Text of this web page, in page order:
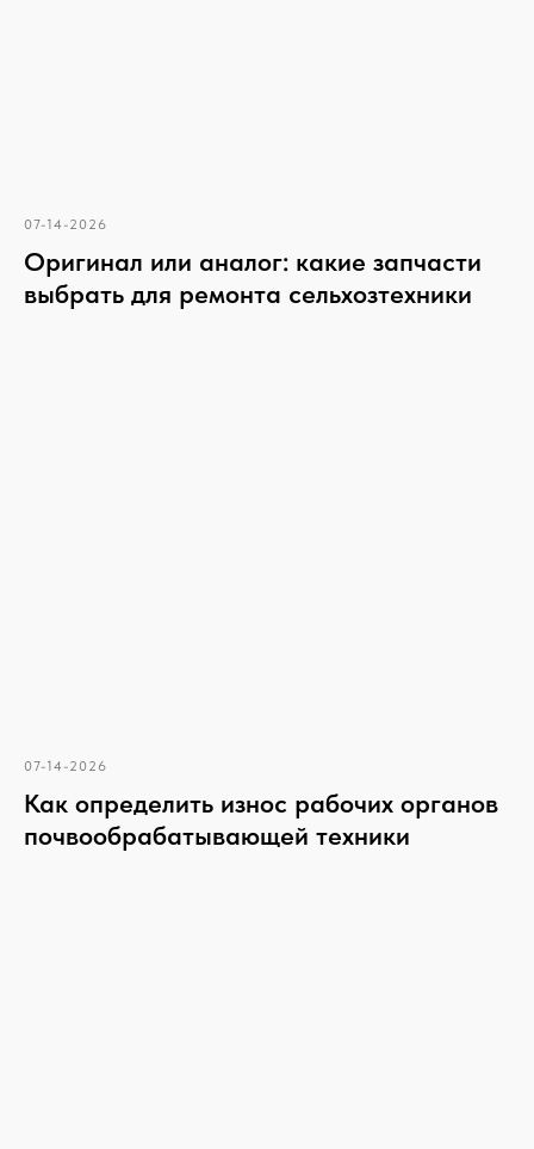
07-14-2026
Оригинал или аналог: какие запчасти
выбрать для ремонта сельхозтехники
07-14-2026
Как определить износ рабочих органов
почвообрабатывающей техники